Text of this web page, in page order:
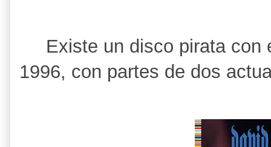
Existe un disco pirata con
1996, con partes de dos